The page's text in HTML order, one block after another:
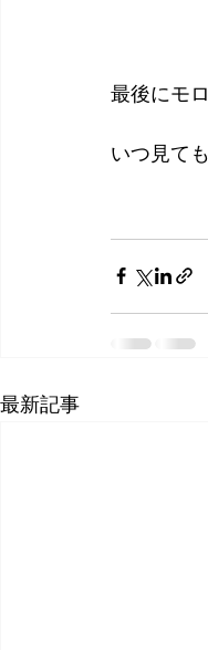
最後にモ
いつ見て
最新記事